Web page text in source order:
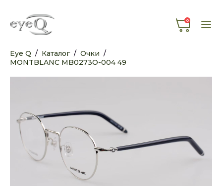
0
Eye Q / Каталог/ Очки /
MONTBLANC MB0273O-004 49